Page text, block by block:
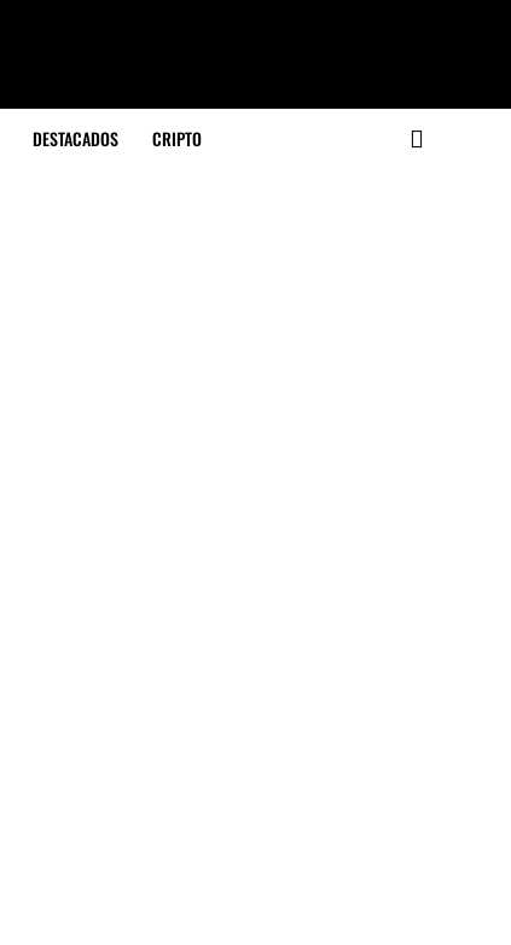
DESTACADOS CRIPTO